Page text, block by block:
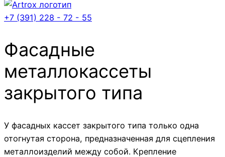
+7 (391) 228 - 72 - 55
Фасадные
металлокассеты
закрытого типа
У фасадных кассет закрытого типа только одна
отогнутая сторона, предназначенная для сцепления
металлоизделий между собой. Крепление